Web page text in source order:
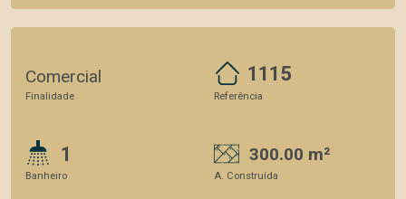
Comercial
Finalidade
1115
Referência
1
Banheiro
300.00 m²
A. Construída